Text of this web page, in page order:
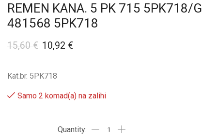
REMEN KANA. 5 PK 715 5PK718/G
481568 5PK718
15,60€ 10,92 €
Kat.br. 5PK718
Samo 2 komad(a) na zalihi